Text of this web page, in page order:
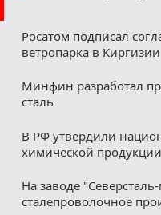
Росатом подписал
ветропарка в Киргизии
Минфин разработал
сталь
В РФ утвердили
химической продукции
На заводе
сталепроволочное